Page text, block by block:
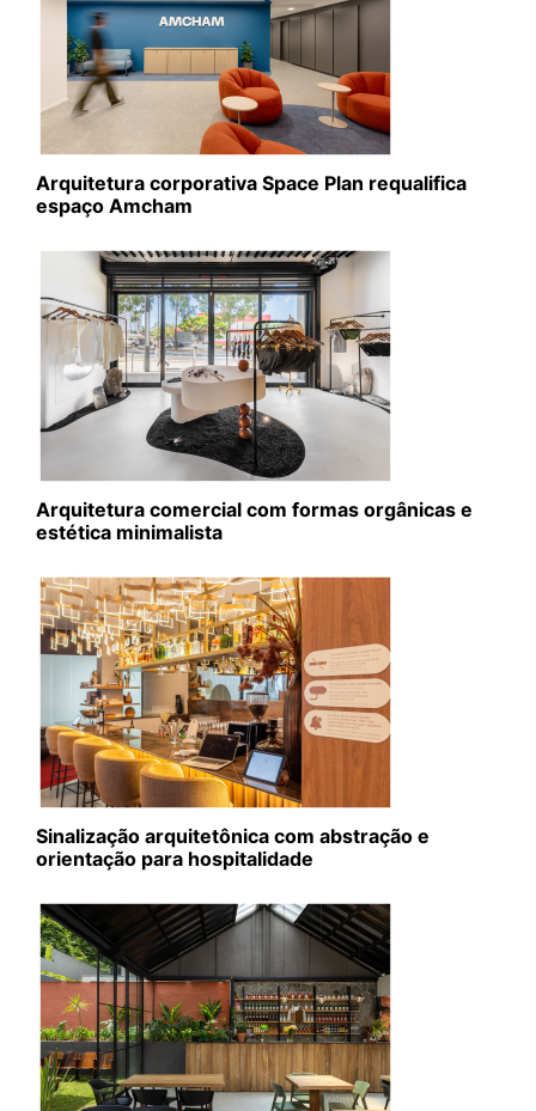
Arquitetura corporativa Space Plan requalifica
espaço Amcham
Arquitetura comercial com formas orgânicas e
estética minimalista
Sinalização arquitetônica com abstração e
orientação para hospitalidade